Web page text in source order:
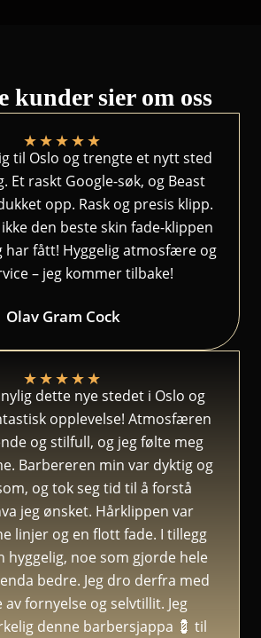
kunder sier om oss
★★★★★
til Oslo og trengte et nytt sted
Et raskt Google-søk, og Beast
opp. Rask og presis klipp.
den beste skin fade-klippen
har fått! Hyggelig atmosfære og
– jeg kommer tilbake!
Olav Gram Cock
★★★★★
dette nye stedet i Oslo og
opplevelse! Atmosfæren
og stilfull, og jeg følte meg
Barbereren min var dyktig og
og tok seg tid til å forstå
jeg ønsket. Hårklippen var
linjer og en flott fade. I tillegg
hyggelig, noe som gjorde hele
bedre. Jeg dro derfra med
av fornyelse og selvtillit. Jeg
denne barbersjappa 💈 til